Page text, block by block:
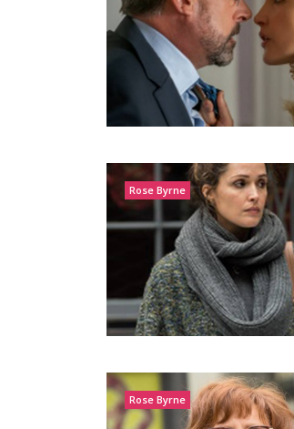
Rose Byrne
Rose Byrne